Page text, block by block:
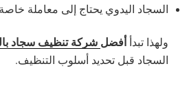
السجاد اليدوي يحتاج إلى معاملة
ولهذا تبدأأفضل شركة تنظيف سجاد
السجاد قبل تحديد أسلوب التنظيف.